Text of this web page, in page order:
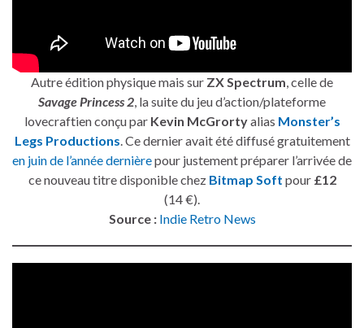
Autre édition physique mais sur ZX Spectrum , celle de
Savage Princess 2 , la suite du jeu d’action/plateforme
lovecraftien conçu par Kevin McGrortyalias Monster’s
Legs Productions . Ce dernier avait été diffusé gratuitement
en juin de l’année dernièrepour justement préparer l’arrivée de
ce nouveau titre disponible chez Bitmap Soft pour £12
(14 €).
Source : Indie Retro News